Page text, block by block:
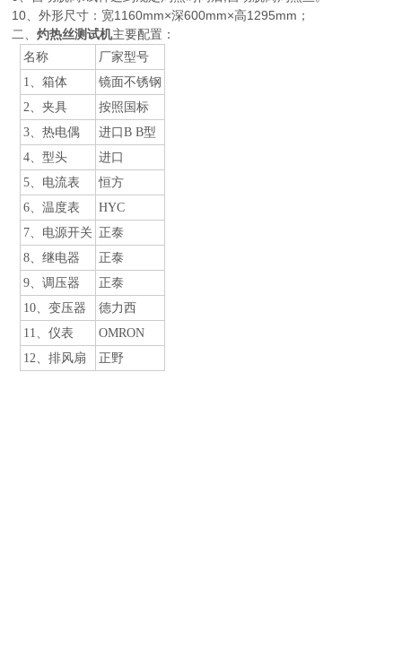
10、外形尺寸：宽1160mm×深600mm×高1295mm；
二、灼热丝测试机主要配置：
名称
厂家型号
1、箱体
镜面不锈钢
2、夹具
按照国标
3、热电偶 进口B B型
4、型头
进口
5、电流表
恒方
6、温度表
HYC
7、电源开关 正泰
8、继电器
正泰
9、调压器
正泰
10、变压器
德力西
11、仪表
OMRON
12、排风扇 正野